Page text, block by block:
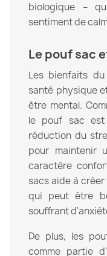
biologique –
sentiment de
Le pouf sac
Les bienfaits
santé physique
être mental.
le pouf sac
réduction du
pour maintenir
caractère
sacs aide à
qui peut être
souffrant
De plus, les
comme partie